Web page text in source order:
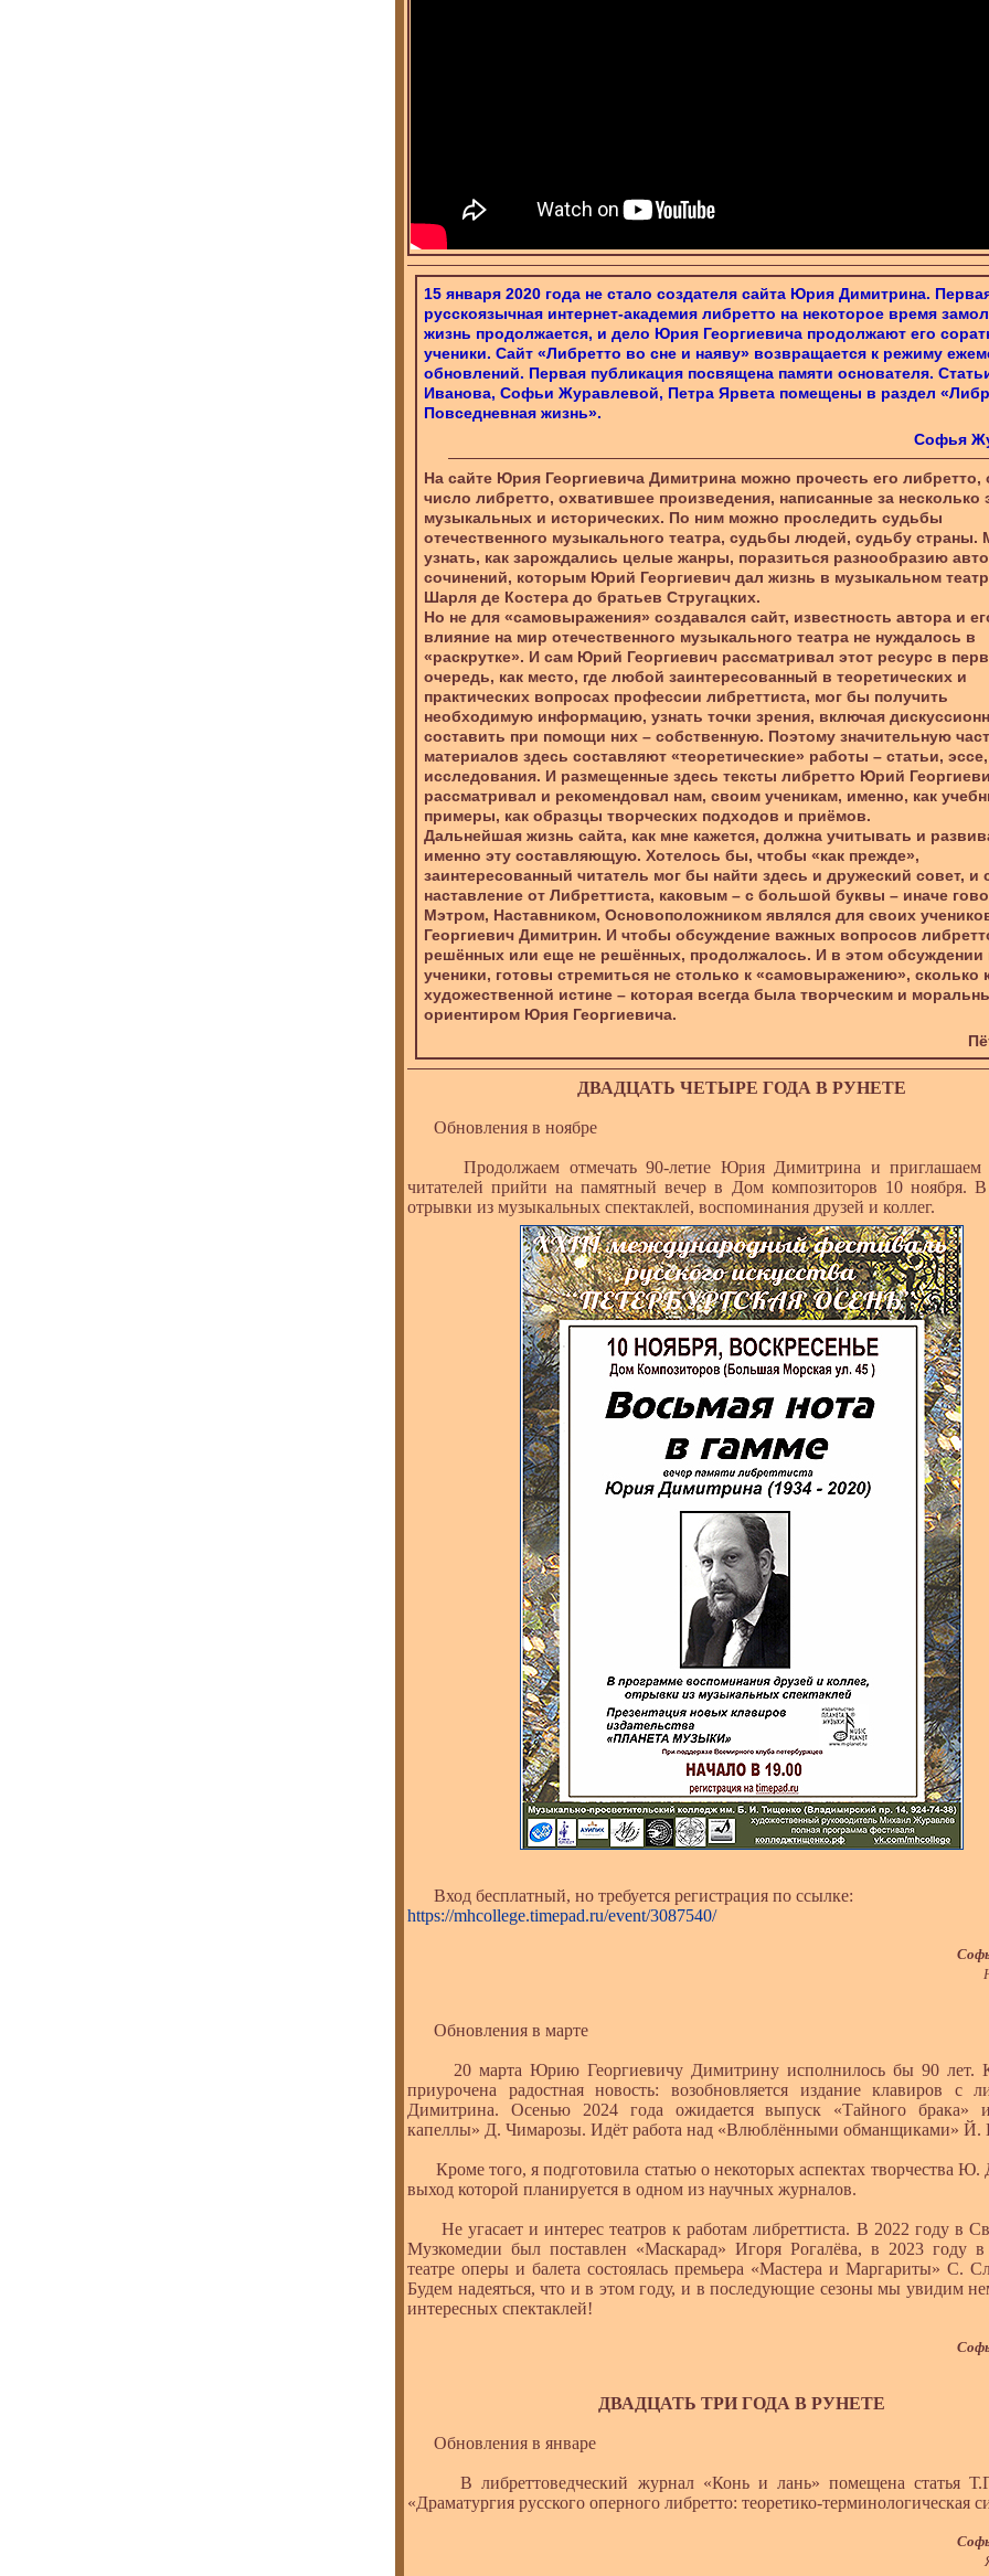
15 января 2020 года не стало создателя сайта Юрия Димитрина.
русскоязычная интернет-академия либретто на некоторое время
жизнь продолжается, и дело Юрия Георгиевича продолжают его
ученики. Сайт «Либретто во сне и наяву» возвращается к режиму
обновлений. Первая публикация посвящена памяти основателя.
Иванова, Софьи Журавлевой, Петра Ярвета помещены в раздел
Повседневная жизнь».
Софья
На сайте Юрия Георгиевича Димитрина можно прочесть его либретто,
число либретто, охватившее произведения, написанные за несколько
музыкальных и исторических. По ним можно проследить судьбы
отечественного музыкального театра, судьбы людей, судьбу страны.
узнать, как зарождались целые жанры, поразиться разнообразию
сочинений, которым Юрий Георгиевич дал жизнь в музыкальном
Шарля де Костера до братьев Стругацких.
Но не для «самовыражения» создавался сайт, известность автора и
влияние на мир отечественного музыкального театра не нуждалось в
«раскрутке». И сам Юрий Георгиевич рассматривал этот ресурс в
очередь, как место, где любой заинтересованный в теоретических и
практических вопросах профессии либреттиста, мог бы получить
необходимую информацию, узнать точки зрения, включая
составить при помощи них – собственную. Поэтому значительную
материалов здесь составляют «теоретические» работы – статьи, эссе,
исследования. И размещенные здесь тексты либретто Юрий
рассматривал и рекомендовал нам, своим ученикам, именно, как
примеры, как образцы творческих подходов и приёмов.
Дальнейшая жизнь сайта, как мне кажется, должна учитывать и
именно эту составляющую. Хотелось бы, чтобы «как прежде»,
заинтересованный читатель мог бы найти здесь и дружеский совет, и
наставление от Либреттиста, каковым – с большой буквы – иначе
Мэтром, Наставником, Основоположником являлся для своих
Георгиевич Димитрин. И чтобы обсуждение важных вопросов
решённых или еще не решённых, продолжалось. И в этом
ученики, готовы стремиться не столько к «самовыражению», сколько
художественной истине – которая всегда была творческим и
ориентиром Юрия Георгиевича.
ДВАДЦАТЬ ЧЕТЫРЕ ГОДА В РУНЕТЕ
Обновления в ноябре
Продолжаем отмечать 90-летие Юрия Димитрина и приглашаем
читателей прийти на памятный вечер в Дом композиторов 10 ноября.
отрывки из музыкальных спектаклей, воспоминания друзей и коллег.
Вход бесплатный, но требуется регистрация по ссылке:
https://mhcollege.timepad.ru/event/3087540/
Обновления в марте
20 марта Юрию Георгиевичу Димитрину исполнилось бы 90 лет. К
приурочена радостная новость: возобновляется издание клавиров с
Димитрина. Осенью 2024 года ожидается выпуск «Тайного брака»
капеллы» Д. Чимарозы. Идёт работа над «Влюблёнными обманщиками» Й.
Кроме того, я подготовила статью о некоторых аспектах творчества Ю.
выход которой планируется в одном из научных журналов.
Не угасает и интерес театров к работам либреттиста. В 2022 году в
Музкомедии был поставлен «Маскарад» Игоря Рогалёва, в 2023 году
театре оперы и балета состоялась премьера «Мастера и Маргариты» С.
Будем надеяться, что и в этом году, и в последующие сезоны мы увидим
интересных спектаклей!
ДВАДЦАТЬ ТРИ ГОДА В РУНЕТЕ
Обновления в январе
В либреттоведческий журнал «Конь и лань» помещена статья
«Драматургия русского оперного либретто: теоретико-терминологическая